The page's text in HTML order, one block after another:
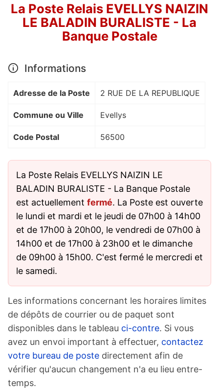
La Poste Relais EVELLYS NAIZIN
LE BALADIN BURALISTE - La
Banque Postale
Informations
Adresse de la Poste 2 RUE DE LA REPUBLIQUE
Commune ou Ville Evellys
Code Postal 56500
La Poste Relais EVELLYS NAIZIN LE
BALADIN BURALISTE - La Banque Postale
est actuellement fermé. La Poste est ouverte
le lundi et mardi et le jeudi de 07h00 à 14h00
et de 17h00 à 20h00, le vendredi de 07h00 à
14h00 et de 17h00 à 23h00 et le dimanche
de 09h00 à 15h00. C'est fermé le mercredi et
le samedi.
Les informations concernant les horaires limites
de dépôts de courrier ou de paquet sont
disponibles dans le tableau ci-contre. Si vous
avez un envoi important à effectuer, contactez
votre bureau de poste directement afin de
vérifier qu'aucun changement n'a eu lieu entre-
temps.